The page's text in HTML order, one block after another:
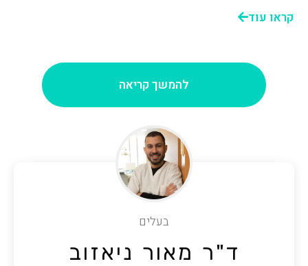
קראו עוד
להמשך קריאה
בעלים
ד"ר מאור ניאזוב